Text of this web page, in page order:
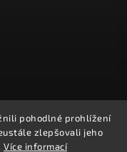
pohodlné prohlížení
zlepšovali jeho
Více informací